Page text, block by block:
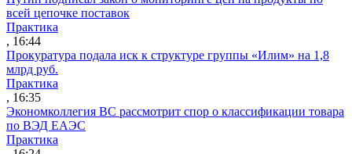
всей цепочке поставок
Практика
, 16:44
Прокуратура подала иск к структуре группы «Илим» на 1,8
млрд руб.
Практика
, 16:35
Экономколлегия ВС рассмотрит спор о классификации товара
по ВЭД ЕАЭС
Практика